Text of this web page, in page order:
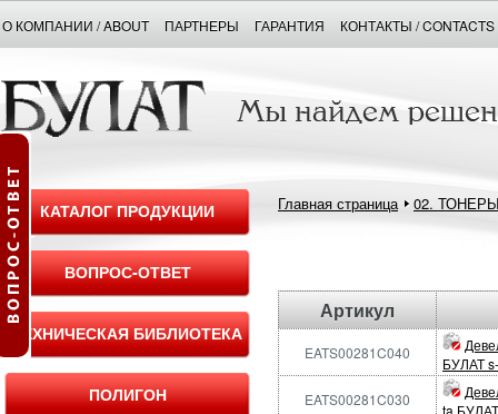
О КОМПАНИИ / ABOUT ПАРТНЕРЫ ГАРАНТИЯ КОНТАКТЫ / CONTACTS
КАТАЛОГ ПРОДУКЦИИ
ВОПРОС-ОТВЕТ
ТЕХНИЧЕСКАЯ БИБЛИОТЕКА
ПОЛИГОН
Главная страница 02.
Артикул
EATS00281C040
БУЛАТ
EATS00281C030
ta